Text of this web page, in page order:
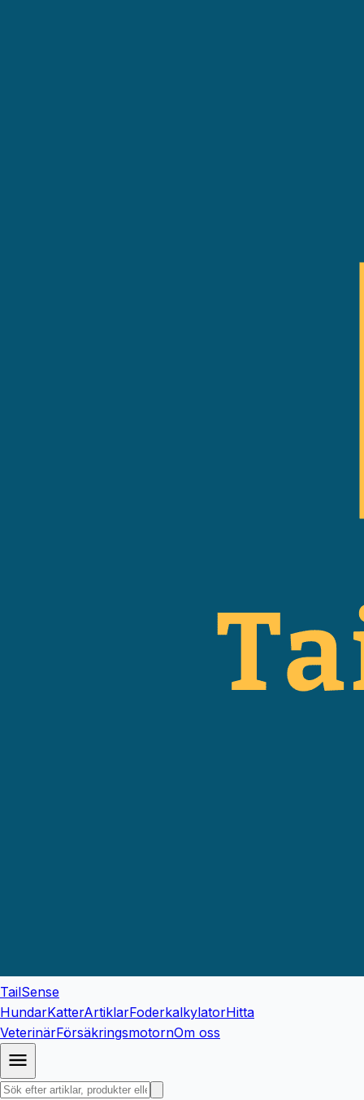
TailSense
HundarKatterArtiklarFoderkalkylatorHitta
VeterinärFörsäkringsmotornOm oss